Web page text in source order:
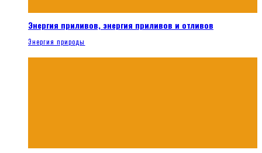
Энергия приливов, энергия приливов и отливов
Энергия природы